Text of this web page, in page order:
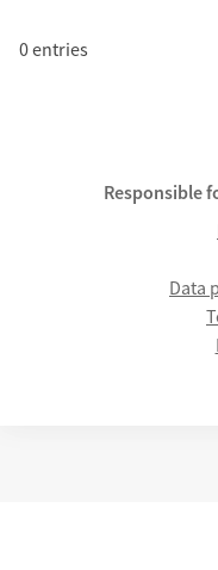
0 entries
Responsible
Data